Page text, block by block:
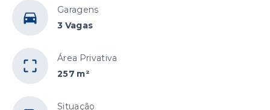
Garagens
3 Vagas
Área Privativa
257 m²
Situação